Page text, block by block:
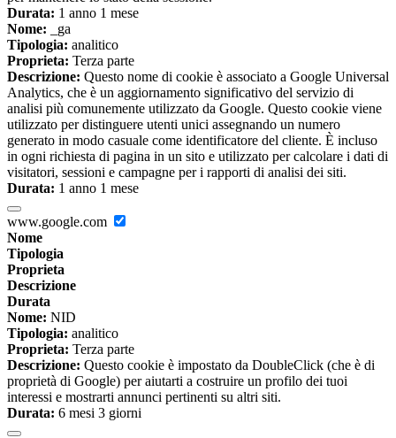
Durata: 1 anno 1 mese
Nome: _ga
Tipologia: analitico
Proprieta: Terza parte
Descrizione: Questo nome di cookie è associato a Google Universal
Analytics, che è un aggiornamento significativo del servizio di
analisi più comunemente utilizzato da Google. Questo cookie viene
utilizzato per distinguere utenti unici assegnando un numero
generato in modo casuale come identificatore del cliente. È incluso
in ogni richiesta di pagina in un sito e utilizzato per calcolare i dati di
visitatori, sessioni e campagne per i rapporti di analisi dei siti.
Durata: 1 anno 1 mese
www.google.com
Nome
Tipologia
Proprieta
Descrizione
Durata
Nome: NID
Tipologia: analitico
Proprieta: Terza parte
Descrizione: Questo cookie è impostato da DoubleClick (che è di
proprietà di Google) per aiutarti a costruire un profilo dei tuoi
interessi e mostrarti annunci pertinenti su altri siti.
Durata: 6 mesi 3 giorni